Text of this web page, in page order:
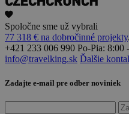
Spoločne sme už vybrali
77 318 € na dobročinné projekty.
+421 233 006 990 Po-Pia: 8:00
info@travelking.sk Ďalšie
Zadajte e-mail pre odber noviniek